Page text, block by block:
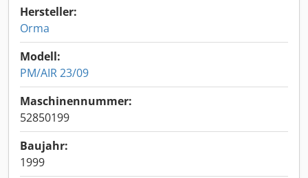
Hersteller:
Orma
Modell:
PM/AIR 23/09
Maschinennummer:
52850199
Baujahr:
1999